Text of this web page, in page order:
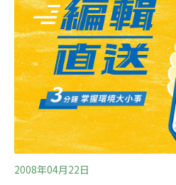
天然氣、再生能源、核能等發
法全數過關施行，也有利再生
合再生能源產業登陸鬆綁的政
權排放的抵換權 。至於境外採
動重點，台電、中油將是大戶
保署已規劃在日本設立碳權抵
抵換。不過，向國外購買或取
國內減
2008年04月22日